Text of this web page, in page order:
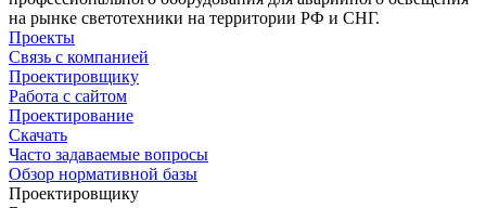
на рынке светотехники на территории РФ и СНГ.
Проекты
Связь с компанией
Проектировщику
Работа с сайтом
Проектирование
Скачать
Часто задаваемые вопросы
Обзор нормативной базы
Проектировщику